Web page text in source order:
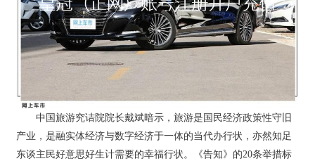
中国旅游究诘院院长戴斌暗示，旅游是国民经济政策性守旧
产业，是融实体经济与数字经济于一体的当代办行状，亦然知足
东谈主民好意思好生计需要的幸福行状。《告知》的20条举措标